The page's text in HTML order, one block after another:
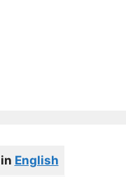
in English